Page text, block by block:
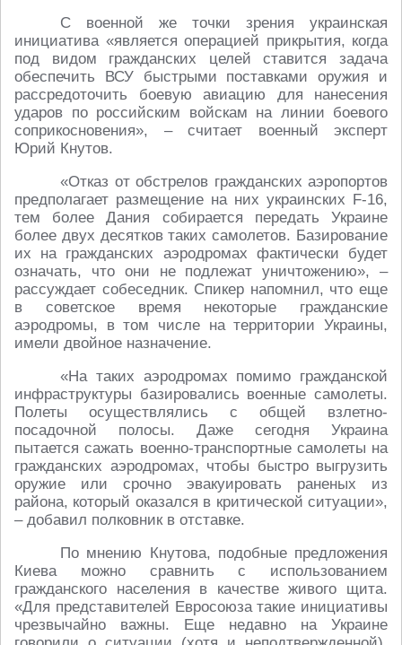
С военной же точки зрения украинская
инициатива «является операцией прикрытия, когда
под видом гражданских целей ставится задача
обеспечить ВСУ быстрыми поставками оружия и
рассредоточить боевую авиацию для нанесения
ударов по российским войскам на линии боевого
соприкосновения», – считает военный эксперт
Юрий Кнутов.
«Отказ от обстрелов гражданских аэропортов
предполагает размещение на них украинских F-16,
тем более Дания собирается передать Украине
более двух десятков таких самолетов. Базирование
их на гражданских аэродромах фактически будет
означать, что они не подлежат уничтожению», –
рассуждает собеседник. Спикер напомнил, что еще
в советское время некоторые гражданские
аэродромы, в том числе на территории Украины,
имели двойное назначение.
«На таких аэродромах помимо гражданской
инфраструктуры базировались военные самолеты.
Полеты осуществлялись с общей взлетно-
посадочной полосы. Даже сегодня Украина
пытается сажать военно-транспортные самолеты на
гражданских аэродромах, чтобы быстро выгрузить
оружие или срочно эвакуировать раненых из
района, который оказался в критической ситуации»,
– добавил полковник в отставке.
По мнению Кнутова, подобные предложения
Киева можно сравнить с использованием
гражданского населения в качестве живого щита.
«Для представителей Евросоюза такие инициативы
чрезвычайно важны. Еще недавно на Украине